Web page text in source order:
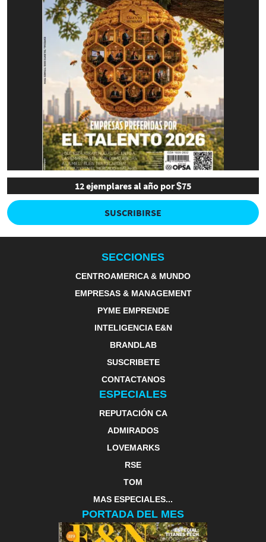
12 ejemplares al año por $75
SUSCRIBIRSE
SECCIONES
CENTROAMERICA & MUNDO
EMPRESAS & MANAGEMENT
PYME EMPRENDE
INTELIGENCIA E&N
BRANDLAB
SUSCRIBETE
CONTACTANOS
ESPECIALES
REPUTACIÓN CA
ADMIRADOS
LOVEMARKS
RSE
TOM
MAS ESPECIALES...
PORTADA DEL MES